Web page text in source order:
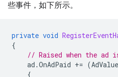
些事件，如下所示。
private void
{
// Raised when the ad
ad .OnAdPaid += (AdValue
{